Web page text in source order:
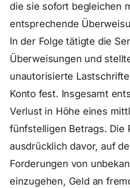
die sie sofort begleichen
entsprechende
In der Folge tätigte die
Überweisungen und
unautorisierte
Konto fest. Insgesamt
Verlust in Höhe eines
fünfstelligen Betrags. Die
ausdrücklich davor, auf
Forderungen von
einzugehen, Geld an